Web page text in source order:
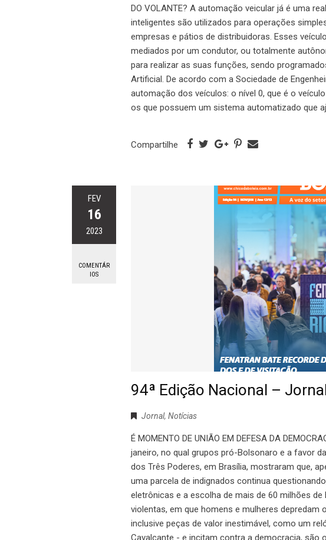
DO VOLANTE? A automação veicular já é uma
inteligentes são utilizados para operações
empresas e pátios de distribuidoras. Esses
mediados por um condutor, ou totalmente
para realizar as suas funções, sendo
Artificial. De acordo com a Sociedade de
automação dos veículos: o nível 0, que é o
os que possuem um sistema automatizado que
Compartilhe
FEV
16
2023
COMENTÁR
IOS
94ª Edição Nacional –
Jornal, Notícias
É MOMENTO DE UNIÃO EM DEFESA DA
janeiro, no qual grupos pró-Bolsonaro e a favor
dos Três Poderes, em Brasília, mostraram que,
uma parcela de indignados continua
eletrônicas e a escolha de mais de 60 milhões
violentas, em que homens e mulheres
inclusive peças de valor inestimável, como um
Cavalcante - e incitam contra a democracia, são